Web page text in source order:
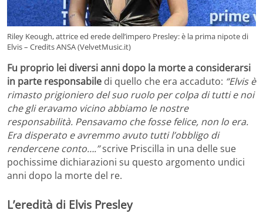
Riley Keough, attrice ed erede dell’impero Presley: è la prima nipote di
Elvis – Credits ANSA (VelvetMusic.it)
Fu proprio lei diversi anni dopo la morte a considerarsi
in parte responsabile di quello che era accaduto: “Elvis è
rimasto prigioniero del suo ruolo per colpa di tutti e noi
che gli eravamo vicino abbiamo le nostre
responsabilità. Pensavamo che fosse felice, non lo era.
Era disperato e avremmo avuto tutti l’obbligo di
rendercene conto….”scrive Priscilla in una delle sue
pochissime dichiarazioni su questo argomento undici
anni dopo la morte del re.
L’eredità di Elvis Presley